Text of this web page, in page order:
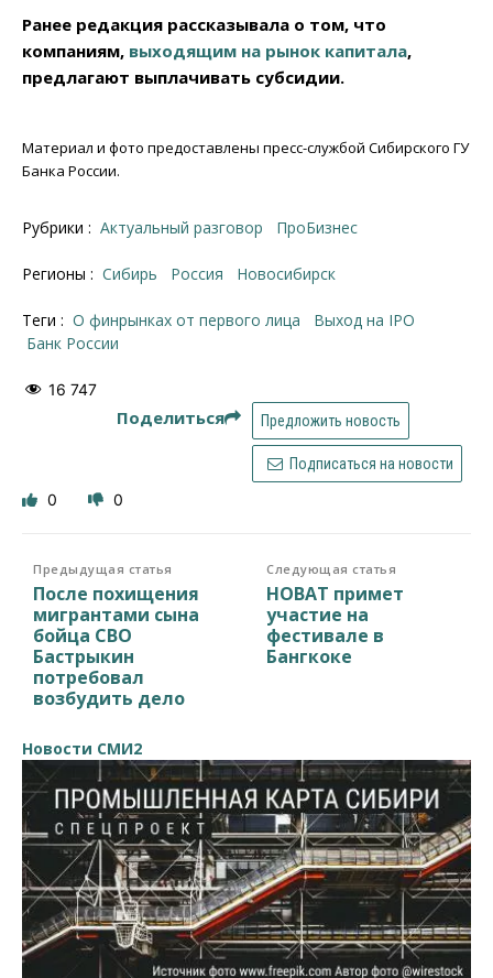
Ранее редакция рассказывала о том, что
компаниям, выходящим на рынок капитала,
предлагают выплачивать субсидии.
Материал и фото предоставлены пресс-службой Сибирского ГУ
Банка России.
Рубрики : Актуальный разговор ПроБизнес
Регионы : Сибирь Россия Новосибирск
Теги : О финрынках от первого лица
выход на IPO
Банк России
16 747
Поделиться Предложить новость
Подписаться на новости
0 0
Предыдущая статья
После похищения
мигрантами сына
бойца СВО
Бастрыкин
потребовал
возбудить дело
Следующая статья
НОВАТ примет
участие на
фестивале в
Бангкоке
Новости СМИ2